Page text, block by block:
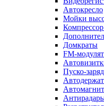
Автокресло
Мойки
Домкраты
FM-
Пуско-